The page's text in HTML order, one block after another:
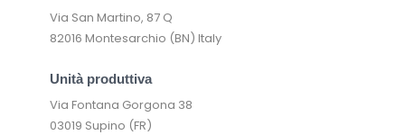
Via San Martino, 87 Q
82016 Montesarchio (BN) Italy
Unità produttiva
Via Fontana Gorgona 38
03019 Supino (FR)